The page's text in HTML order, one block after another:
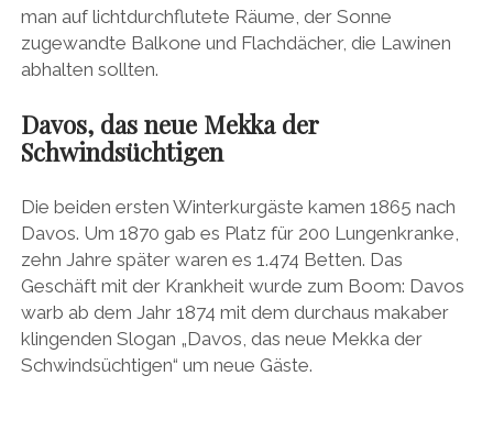
man auf lichtdurchflutete Räume, der Sonne
zugewandte Balkone und Flachdächer, die Lawinen
abhalten sollten.
Davos, das neue Mekka der
Schwindsüchtigen
Die beiden ersten Winterkurgäste kamen 1865 nach
Davos. Um 1870 gab es Platz für 200 Lungenkranke,
zehn Jahre später waren es 1.474 Betten. Das
Geschäft mit der Krankheit wurde zum Boom: Davos
warb ab dem Jahr 1874 mit dem durchaus makaber
klingenden Slogan „Davos, das neue Mekka der
Schwindsüchtigen“ um neue Gäste.